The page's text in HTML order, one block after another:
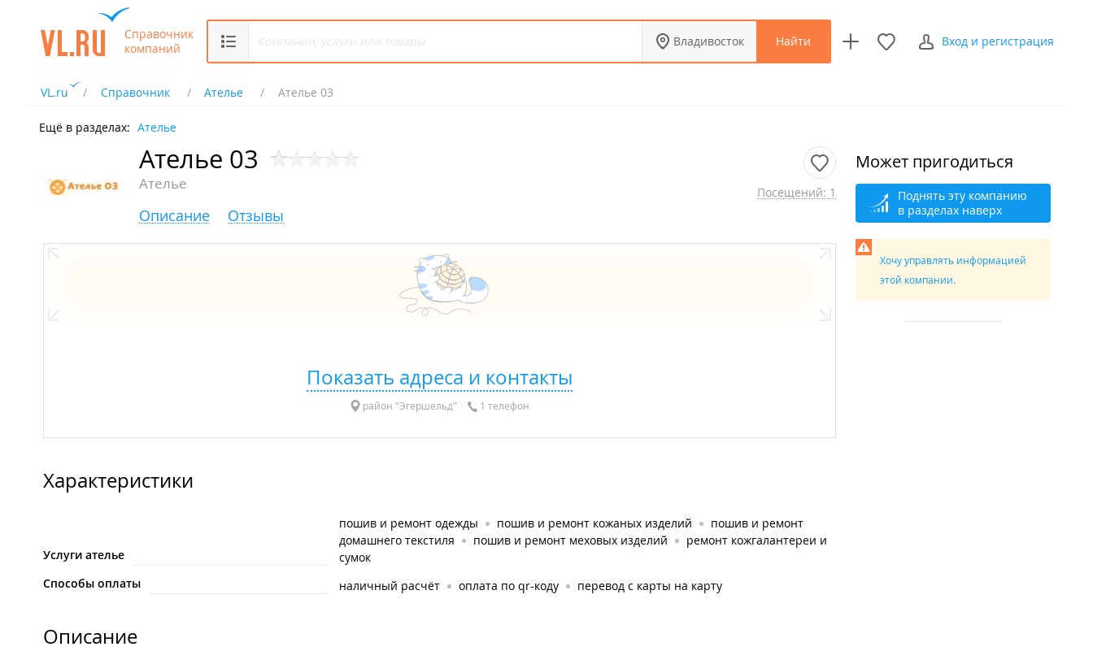
Справочник
компаний
Владивосток Найти Вход и регистрация
VL.ru Справочник Ателье Ателье 03
Ещё в разделах: Ателье
Ателье 03
Ателье Посещений: 1
Описание Отзывы
Показать адреса и контакты
район "Эгершельд" 1 телефон
Характеристики
Услуги ателье
пошив и ремонт одежды пошив и ремонт кожаных изделий
пошив и ремонт
домашнего текстиля
пошив и ремонт меховых изделий
ремонт кожгалантереи и
сумок
Способы оплаты
наличный расчёт оплата по qr-коду перевод с карты на карту
Описание
Может пригодиться
Поднять эту компанию
в разделах наверх
Хочу управлять информацией
этой компании.